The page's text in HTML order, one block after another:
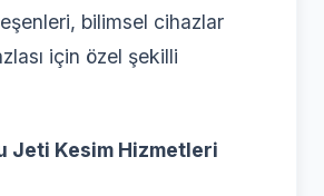
bilimsel cihazlar
için özel şekilli
Jeti Kesim Hizmetleri